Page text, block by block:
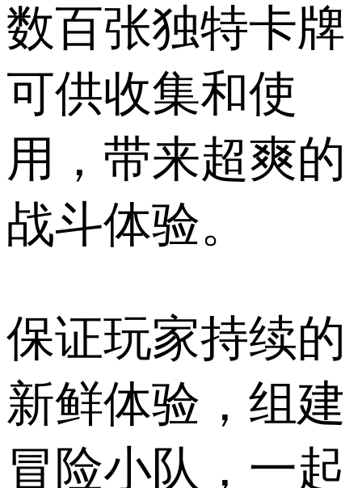
数百张独特卡牌
可供收集和使
用，带来超爽的
战斗体验。
保证玩家持续的
新鲜体验，组建
冒险小队，一起